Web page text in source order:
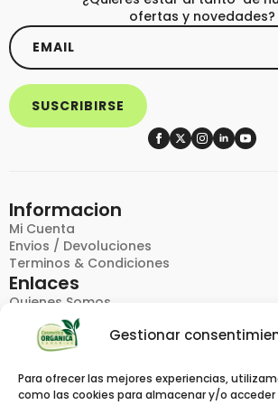
Gestionar
Para ofrecer las mejores experiencias,
como las cookies para almacenar y/o
ofertas y novedades?
Email
*
SUSCRIBIRSE
Informacion
Mi Cuenta
Envios / Devoluciones
Terminos & Condiciones
Enlaces
Quienes Somos
Politica De Privacidad
Contacto
Productos
Catalogos